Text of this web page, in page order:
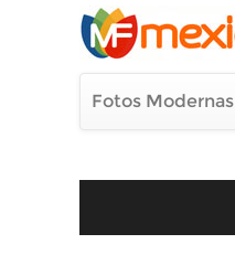
Fotos Modernas